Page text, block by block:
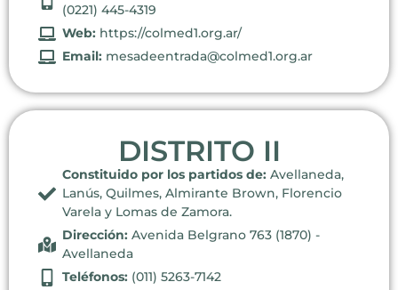
(0221) 445-4319
Web: https://colmed1.org.ar/
Email: mesadeentrada@colmed1.org.ar
DISTRITO II
Constituido por los partidos de: Avellaneda,
Lanús, Quilmes, Almirante Brown, Florencio
Varela y Lomas de Zamora.
Dirección: Avenida Belgrano 763 (1870) -
Avellaneda
Teléfonos: (011) 5263-7142